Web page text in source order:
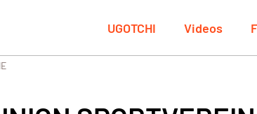
UGOTCHI Videos